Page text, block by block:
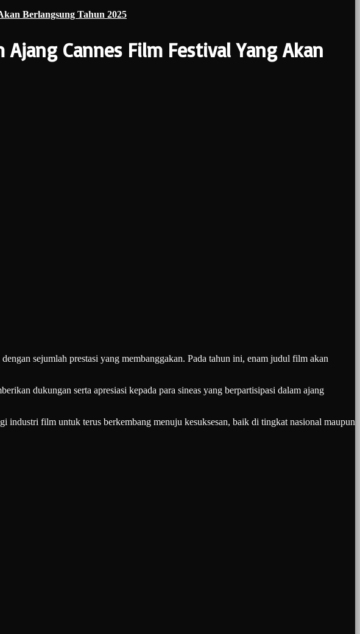
Berlangsung Tahun 2025
Cannes Film Festival Yang Akan
sejumlah prestasi yang membanggakan. Pada tahun ini, enam judul film akan
dukungan serta apresiasi kepada para sineas yang berpartisipasi dalam ajang
industri film untuk terus berkembang menuju kesuksesan, baik di tingkat nasional maupun